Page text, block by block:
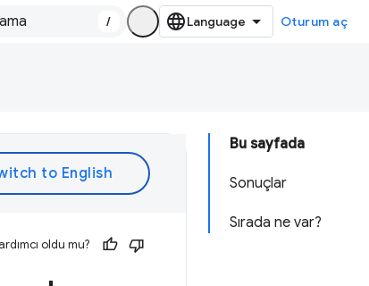
/ Oturum aç
Bu sayfada
Sonuçlar
Sırada ne var?
oldu mu?